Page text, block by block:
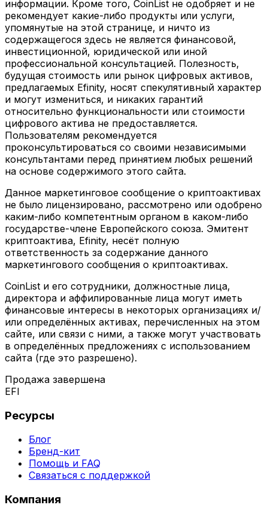
информации. Кроме того, CoinList не одобряет и не
рекомендует какие-либо продукты или услуги,
упомянутые на этой странице, и ничто из
содержащегося здесь не является финансовой,
инвестиционной, юридической или иной
профессиональной консультацией. Полезность,
будущая стоимость или рынок цифровых активов,
предлагаемых Efinity, носят спекулятивный характер
и могут измениться, и никаких гарантий
относительно функциональности или стоимости
цифрового актива не предоставляется.
Пользователям рекомендуется
проконсультироваться со своими независимыми
консультантами перед принятием любых решений
на основе содержимого этого сайта.
Данное маркетинговое сообщение о криптоактивах
не было лицензировано, рассмотрено или одобрено
каким-либо компетентным органом в каком-либо
государстве-члене Европейского союза. Эмитент
криптоактива, Efinity, несёт полную
ответственность за содержание данного
маркетингового сообщения о криптоактивах.
CoinList и его сотрудники, должностные лица,
директора и аффилированные лица могут иметь
финансовые интересы в некоторых организациях и/
или определённых активах, перечисленных на этом
сайте, или связи с ними, а также могут участвовать
в определённых предложениях с использованием
сайта (где это разрешено).
Продажа завершена
EFI
Ресурсы
Блог
Бренд-кит
Помощь и FAQ
Связаться с поддержкой
Компания